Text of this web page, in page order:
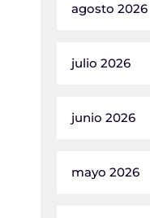
agosto 2026
julio 2026
junio 2026
mayo 2026